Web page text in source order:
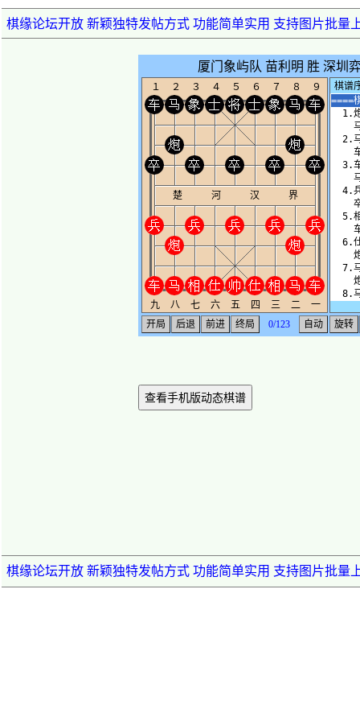
棋缘论坛开放 新颖独特发帖方式 功能简单实用 支持图片批量
查看手机版动态棋谱
棋缘论坛开放 新颖独特发帖方式 功能简单实用 支持图片批量